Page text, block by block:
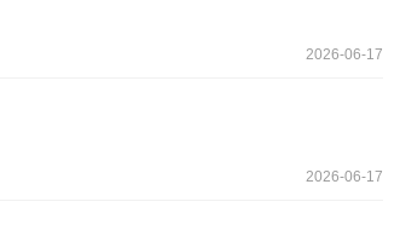
2026-06-17
2026-06-17